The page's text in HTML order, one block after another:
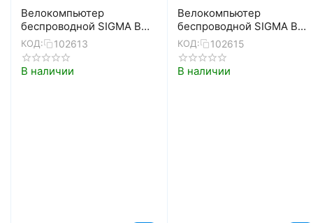
Велокомпьютер
беспроводной SIGMA BC
12.0 WL STS CAD (белый)
КОД: 102613
В наличии
Велокомпьютер
беспроводной SIGMA BC
14.0 WL STS CAD
(черный)
КОД: 102615
В наличии